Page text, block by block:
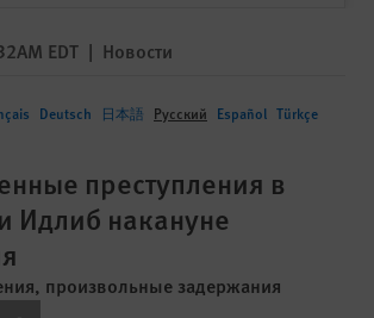
EDT | Новости
Deutsch 日本語 Русский Español Türkçe
преступления в
Идлиб накануне
произвольные задержания